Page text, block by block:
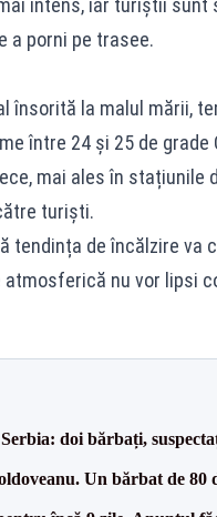
intens, iar turiștii
a porni pe trasee.
însorită la malul mării,
între 24 și 25 de grade
mai ales în stațiunile
turiști.
tendința de încălzire va
nu vor lipsi
doi bărbați,
Un bărbat de